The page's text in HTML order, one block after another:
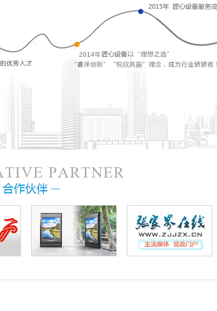
镜
间
智能魔镜镜面广告机液晶显示
屏_智能家居魔镜智能卫浴镜面
广告机多功能防水防雾
立式/落地式 有多种应用场景：客厅、卧室、
浴室、厨房、酒店、宾馆...
MORE+
广告机-
视-浴室防
镜,镜面广
立式/落地式
浴室、厨房、
MORE+